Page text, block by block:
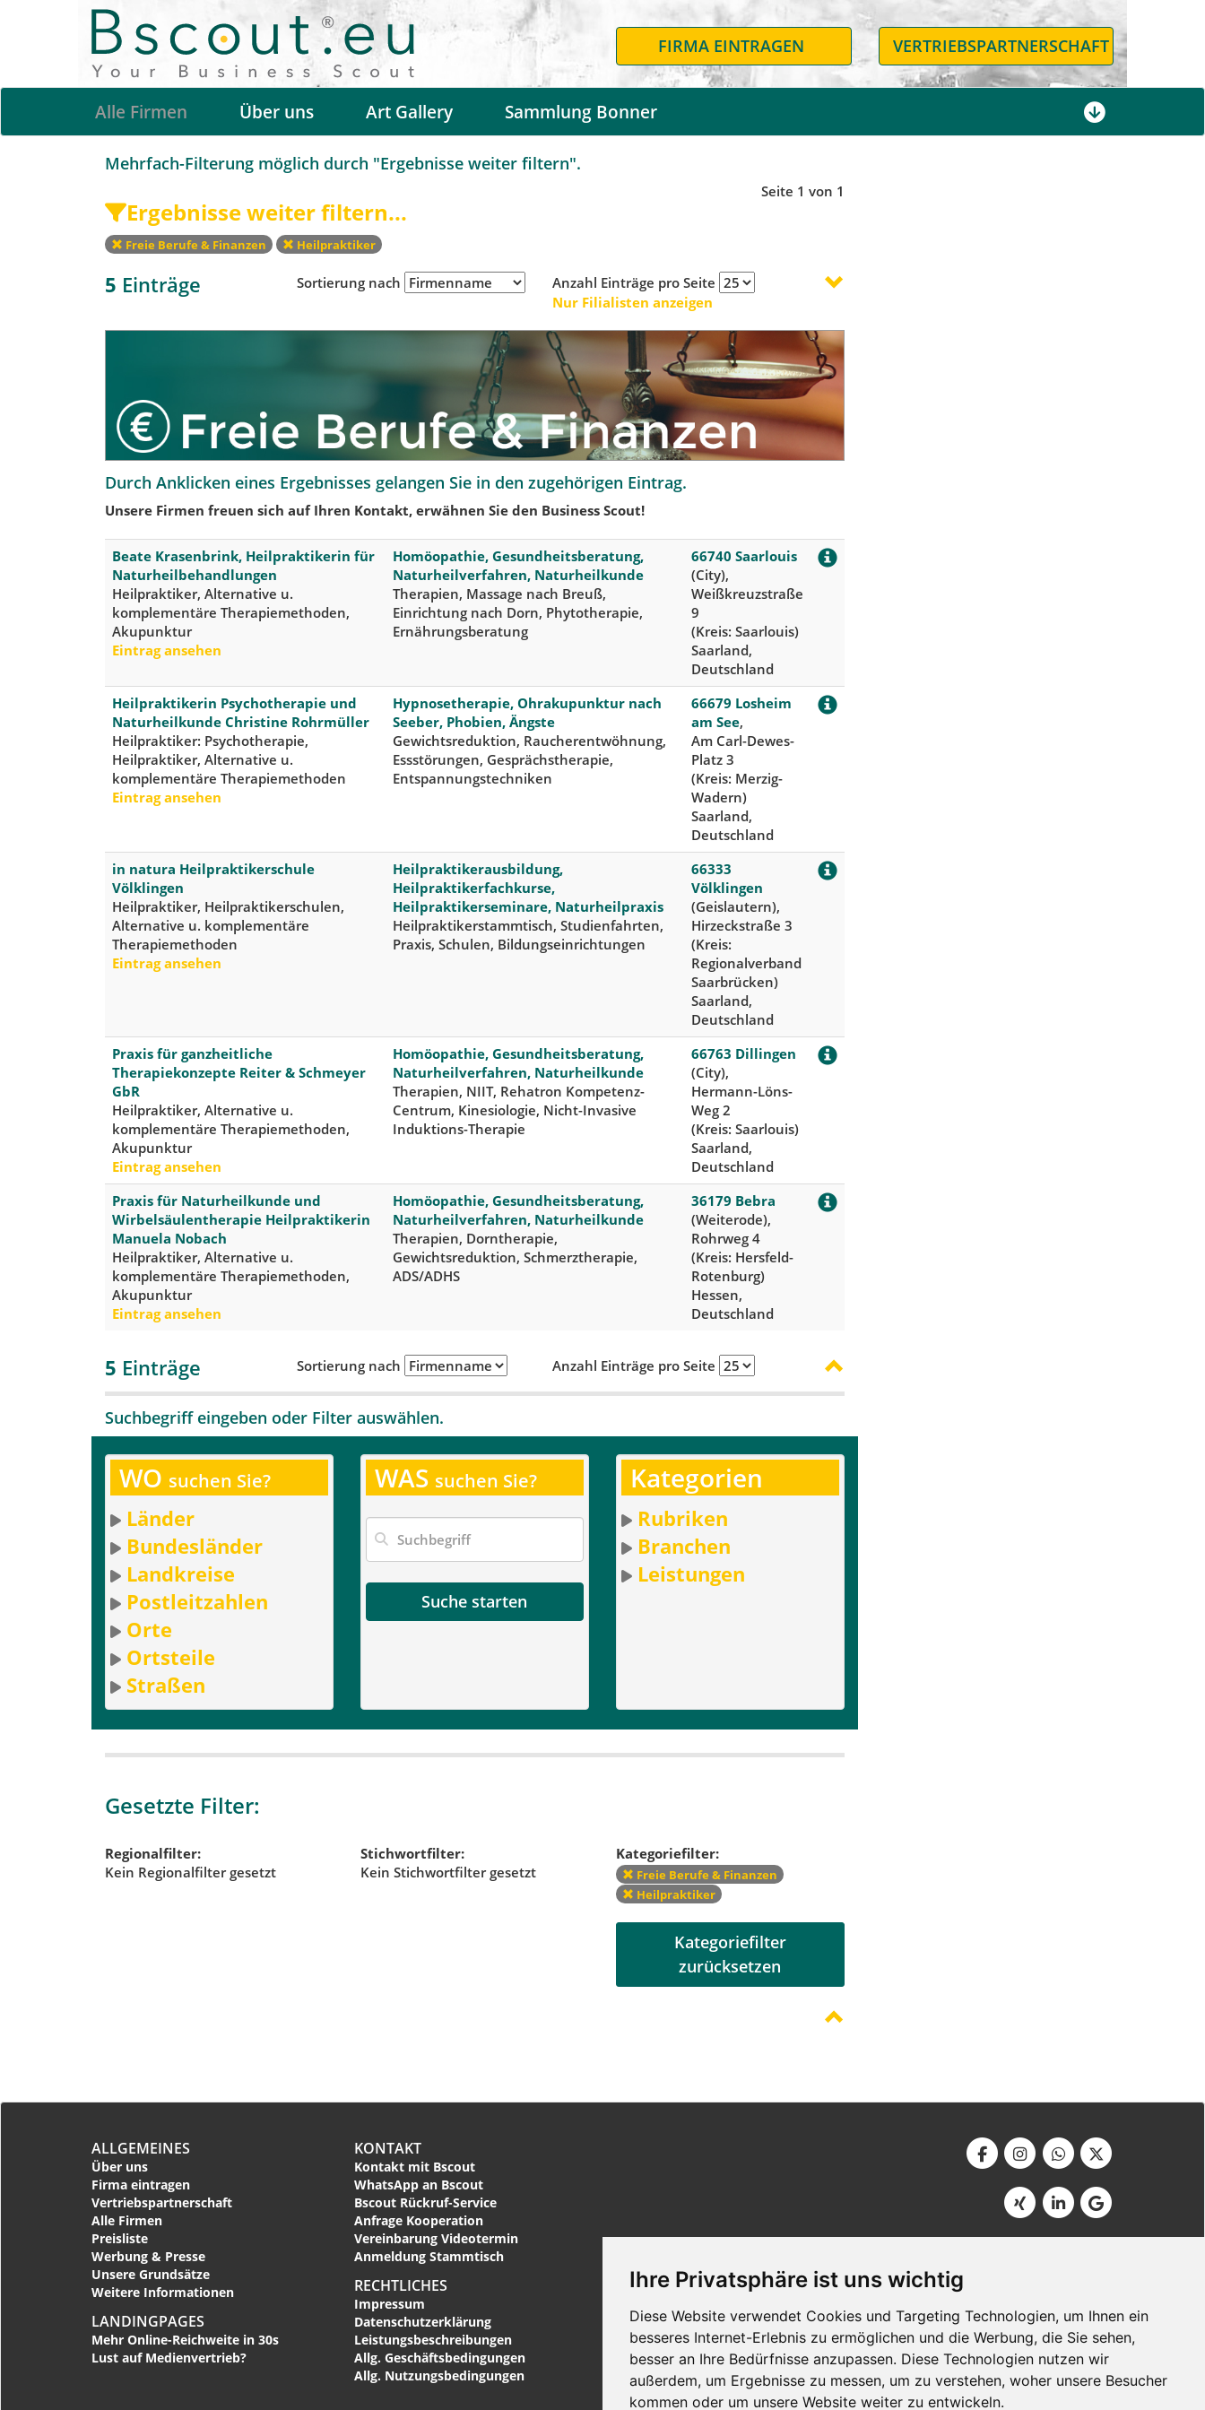
Ihre Privatsphäre ist uns wichtig
Diese Website verwendet Cookies und Targeting Technologien, um Ihnen ein
besseres Internet-Erlebnis zu ermöglichen und die Werbung, die Sie sehen,
besser an Ihre Bedürfnisse anzupassen. Diese Technologien nutzen wir
außerdem, um Ergebnisse zu messen, um zu verstehen, woher unsere Besucher
kommen oder um unsere Website weiter zu entwickeln.
FIRMA EINTRAGEN VERTRIEBSPARTNERSCHAFT
Alle Firmen Über uns Art Gallery Sammlung Bonner
Mehrfach-Filterung möglich durch "Ergebnisse weiter filtern".
Ergebnisse weiter filtern...
Seite 1 von 1
Freie Berufe & Finanzen Heilpraktiker
5 Einträge Sortierung nach
Anzahl Einträge pro Seite
Nur Filialisten anzeigen
Durch Anklicken eines Ergebnisses gelangen Sie in den zugehörigen Eintrag.
Unsere Firmen freuen sich auf Ihren Kontakt, erwähnen Sie den Business Scout!
Beate Krasenbrink, Heilpraktikerin für
Naturheilbehandlungen
Heilpraktiker, Alternative u.
komplementäre Therapiemethoden,
Akupunktur
Eintrag ansehen
Homöopathie, Gesundheitsberatung,
Naturheilverfahren, Naturheilkunde
Therapien, Massage nach Breuß,
Einrichtung nach Dorn, Phytotherapie,
Ernährungsberatung
66740 Saarlouis
(City),
Weißkreuzstraße
9
(Kreis: Saarlouis)
Saarland,
Deutschland
Heilpraktikerin Psychotherapie und
Naturheilkunde Christine Rohrmüller
Heilpraktiker: Psychotherapie,
Heilpraktiker, Alternative u.
komplementäre Therapiemethoden
Eintrag ansehen
Hypnosetherapie, Ohrakupunktur nach
Seeber, Phobien, Ängste
Gewichtsreduktion, Raucherentwöhnung,
Essstörungen, Gesprächstherapie,
Entspannungstechniken
66679 Losheim
am See,
Am Carl-Dewes-
Platz 3
(Kreis: Merzig-
Wadern)
Saarland,
Deutschland
in natura Heilpraktikerschule
Völklingen
Heilpraktiker, Heilpraktikerschulen,
Alternative u. komplementäre
Therapiemethoden
Eintrag ansehen
Heilpraktikerausbildung,
Heilpraktikerfachkurse,
Heilpraktikerseminare, Naturheilpraxis
Heilpraktikerstammtisch, Studienfahrten,
Praxis, Schulen, Bildungseinrichtungen
66333
Völklingen
(Geislautern),
Hirzeckstraße 3
(Kreis:
Regionalverband
Saarbrücken)
Saarland,
Deutschland
Praxis für ganzheitliche
Therapiekonzepte Reiter & Schmeyer
GbR
Heilpraktiker, Alternative u.
komplementäre Therapiemethoden,
Akupunktur
Eintrag ansehen
Homöopathie, Gesundheitsberatung,
Naturheilverfahren, Naturheilkunde
Therapien, NIIT, Rehatron Kompetenz-
Centrum, Kinesiologie, Nicht-Invasive
Induktions-Therapie
66763 Dillingen
(City),
Hermann-Löns-
Weg 2
(Kreis: Saarlouis)
Saarland,
Deutschland
Praxis für Naturheilkunde und
Wirbelsäulentherapie Heilpraktikerin
Manuela Nobach
Heilpraktiker, Alternative u.
komplementäre Therapiemethoden,
Akupunktur
Eintrag ansehen
Homöopathie, Gesundheitsberatung,
Naturheilverfahren, Naturheilkunde
Therapien, Dorntherapie,
Gewichtsreduktion, Schmerztherapie,
ADS/ADHS
36179 Bebra
(Weiterode),
Rohrweg 4
(Kreis: Hersfeld-
Rotenburg)
Hessen,
Deutschland
5 Einträge Sortierung nach Anzahl Einträge pro Seite
Suchbegriff eingeben oder Filter auswählen.
WO suchen Sie?
Länder
Bundesländer
Landkreise
Postleitzahlen
Orte
Ortsteile
Straßen
WAS suchen Sie?
Suche starten
Kategorien
Rubriken
Branchen
Leistungen
Gesetzte Filter:
Regionalfilter:
Kein Regionalfilter gesetzt
Stichwortfilter:
Kein Stichwortfilter gesetzt
Kategoriefilter:
Freie Berufe & Finanzen
Heilpraktiker
Kategoriefilter
zurücksetzen
ALLGEMEINES
Über uns
Firma eintragen
Vertriebspartnerschaft
Alle Firmen
Preisliste
Werbung & Presse
Unsere Grundsätze
Weitere Informationen
LANDINGPAGES
Mehr Online-Reichweite in 30s
Lust auf Medienvertrieb?
KONTAKT
Kontakt mit Bscout
WhatsApp an Bscout
Bscout Rückruf-Service
Anfrage Kooperation
Vereinbarung Videotermin
Anmeldung Stammtisch
RECHTLICHES
Impressum
Datenschutzerklärung
Leistungsbeschreibungen
Allg. Geschäftsbedingungen
Allg. Nutzungsbedingungen